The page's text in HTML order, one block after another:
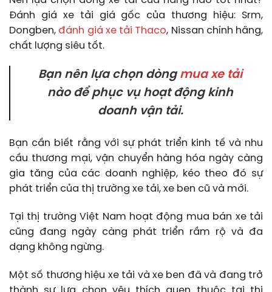
Đánh giá xe tải giá gốc của thương hiệu: Srm,
Dongben, đánh giá xe tải Thaco, Nissan chính hãng,
chất lượng siêu tốt.
Bạn nên lựa chọn dòng mua xe tải
nào để phục vụ hoạt động kinh
doanh vận tải.
Bạn cần biết rằng với sự phát triển kinh tế và nhu
cầu thương mại, vận chuyển hàng hóa ngày càng
gia tăng của các doanh nghiệp, kéo theo đó sự
phát triển của thị trường xe tải, xe ben cũ và mới.
Tại thị trường Việt Nam hoạt động mua bán xe tải
cũng đang ngày càng phát triển rầm rộ và đa
dạng không ngừng.
Một số thương hiệu xe tải và xe ben đã và đang trở